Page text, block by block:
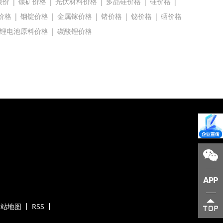
格 | 铟锭价格 | 金属镓价格 | 锗价格 | 铋价格 | 硒价格
锂电池原料价格 | 碳酸锂价格
地图 RSS